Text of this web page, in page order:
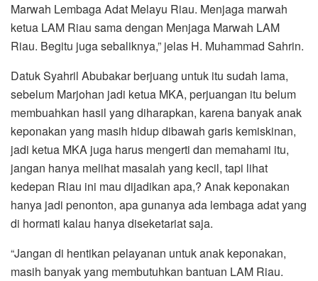
Marwah Lembaga Adat Melayu Riau. Menjaga marwah
ketua LAM Riau sama dengan Menjaga Marwah LAM
Riau. Begitu juga sebaliknya,” jelas H. Muhammad Sahrin.
Datuk Syahril Abubakar berjuang untuk itu sudah lama,
sebelum Marjohan jadi ketua MKA, perjuangan itu belum
membuahkan hasil yang diharapkan, karena banyak anak
keponakan yang masih hidup dibawah garis kemiskinan,
jadi ketua MKA juga harus mengerti dan memahami itu,
jangan hanya melihat masalah yang kecil, tapi lihat
kedepan Riau ini mau dijadikan apa,? Anak keponakan
hanya jadi penonton, apa gunanya ada lembaga adat yang
di hormati kalau hanya diseketariat saja.
“Jangan di hentikan pelayanan untuk anak keponakan,
masih banyak yang membutuhkan bantuan LAM Riau.